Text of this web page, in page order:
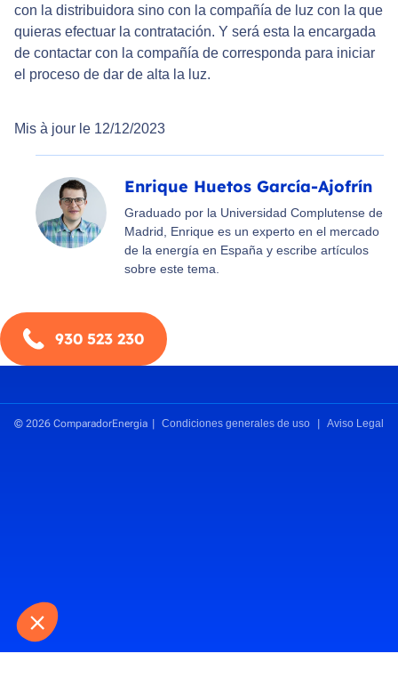
con la distribuidora sino con la compañía de luz con la que
quieras efectuar la contratación. Y será esta la encargada
de contactar con la compañía de corresponda para iniciar
el proceso de dar de alta la luz.
Mis à jour le 12/12/2023
Enrique Huetos García-Ajofrín
Graduado por la Universidad Complutense de
Madrid, Enrique es un experto en el mercado
de la energía en España y escribe artículos
sobre este tema.
930 523 230
© 2026 ComparadorEnergia Condiciones generales de uso Aviso Legal